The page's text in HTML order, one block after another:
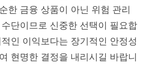
한 금융 상품이 아닌 위험 관리
단이므로 신중한 선택이 필요합
인 이익보다는 장기적인 안정성
현명한 결정을 내리시길 바랍니